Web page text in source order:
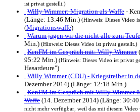
ist privat gestellt.)
Willy Wimmer: Migration als Waffe -
(Länge: 13:46 Min.) (Hinweis: Dieses Video
(Migrationswaffe)
Warum jagen wir die nicht alle zum
Min.) (Hinweis: Dieses Video ist privat gestellt.)
KenFM im Gespräch mit: Willy Wimmer
95:22 Min.) (Hinweis: Dieses Video ist privat
Hasardeure")
Willy Wimmer (CDU) - Kriegstreiber in
Dezember 2014) (Länge: 12:18 Min.)
KenFM im Gespräch mit Willy Wimmer
Waffe (14. Dezember 2014) (Länge:
nicht mehr verfügbar, weil das mit diesem